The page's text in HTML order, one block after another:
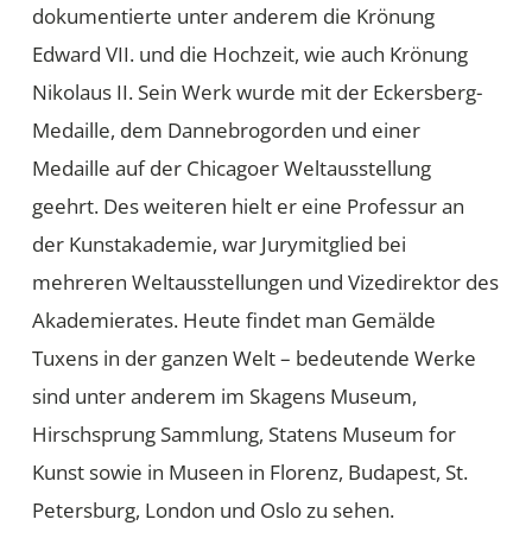
dokumentierte unter anderem die Krönung
Edward VII. und die Hochzeit, wie auch Krönung
Nikolaus II. Sein Werk wurde mit der Eckersberg-
Medaille, dem Dannebrogorden und einer
Medaille auf der Chicagoer Weltausstellung
geehrt. Des weiteren hielt er eine Professur an
der Kunstakademie, war Jurymitglied bei
mehreren Weltausstellungen und Vizedirektor des
Akademierates. Heute findet man Gemälde
Tuxens in der ganzen Welt – bedeutende Werke
sind unter anderem im Skagens Museum,
Hirschsprung Sammlung, Statens Museum for
Kunst sowie in Museen in Florenz, Budapest, St.
Petersburg, London und Oslo zu sehen.